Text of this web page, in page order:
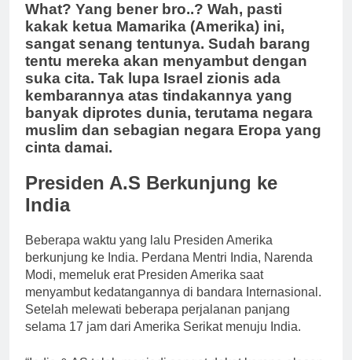
What? Yang bener bro..? Wah, pasti
kakak ketua Mamarika (Amerika) ini,
sangat senang tentunya. Sudah barang
tentu mereka akan menyambut dengan
suka cita. Tak lupa Israel zionis ada
kembarannya atas tindakannya yang
banyak diprotes dunia, terutama negara
muslim dan sebagian negara Eropa yang
cinta damai.
Presiden A.S Berkunjung ke
India
Beberapa waktu yang lalu Presiden Amerika
berkunjung ke India. Perdana Mentri India, Narenda
Modi, memeluk erat Presiden Amerika saat
menyambut kedatangannya di bandara Internasional.
Setelah melewati beberapa perjalanan panjang
selama 17 jam dari Amerika Serikat menuju India.